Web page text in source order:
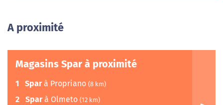
A proximité
Magasins Spar à proximité
1 Sparà Propriano (8 km)
2 Sparà Olmeto (12 km)